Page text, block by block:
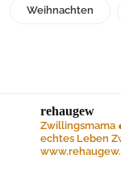
Weihnachten
rehaugew
Zwillingsmama
echtes Leben